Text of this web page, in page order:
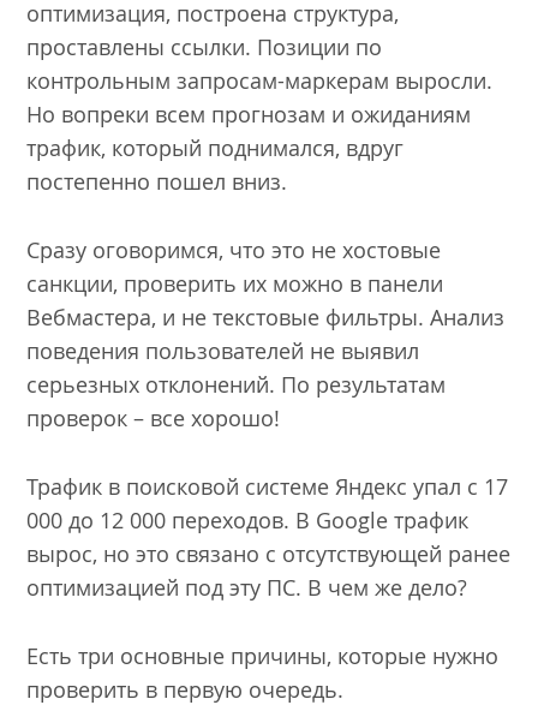
оптимизация, построена структура,
проставлены ссылки. Позиции по
контрольным запросам-маркерам выросли.
Но вопреки всем прогнозам и ожиданиям
трафик, который поднимался, вдруг
постепенно пошел вниз.
Сразу оговоримся, что это не хостовые
санкции, проверить их можно в панели
Вебмастера, и не текстовые фильтры. Анализ
поведения пользователей не выявил
серьезных отклонений. По результатам
проверок – все хорошо!
Трафик в поисковой системе Яндекс упал с 17
000 до 12 000 переходов. В Google трафик
вырос, но это связано с отсутствующей ранее
оптимизацией под эту ПС. В чем же дело?
Есть три основные причины, которые нужно
проверить в первую очередь.